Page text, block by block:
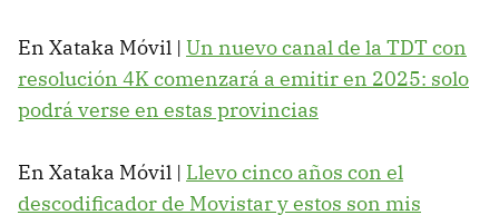
En Xataka Móvil | Un nuevo canal de la TDT con
resolución 4K comenzará a emitir en 2025: solo
podrá verse en estas provincias
En Xataka Móvil | Llevo cinco años con el
descodificador de Movistar y estos son mis